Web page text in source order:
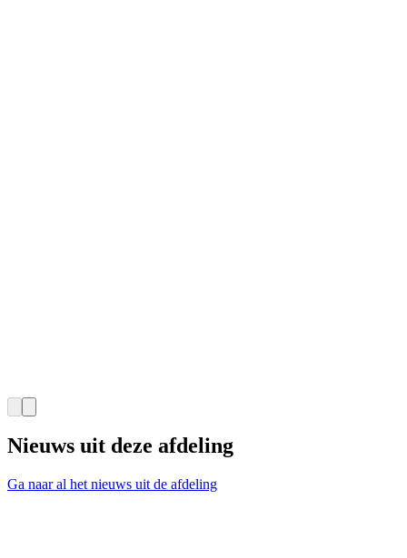
Nieuws uit deze afdeling
Ga naar al het nieuws uit de afdeling